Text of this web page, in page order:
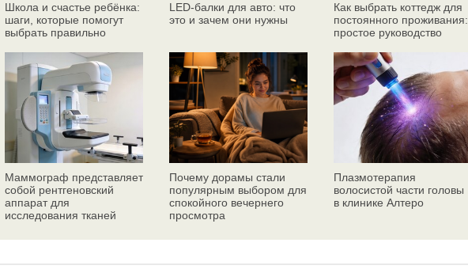
Школа и счастье ребёнка:
шаги, которые помогут
выбрать правильно
LED-балки для авто: что
это и зачем они нужны
Как выбрать коттедж для
постоянного проживания:
простое руководство
Маммограф представляет
собой рентгеновский
аппарат для
исследования тканей
Почему дорамы стали
популярным выбором для
спокойного вечернего
просмотра
Плазмотерапия
волосистой части головы
в клинике Алтеро